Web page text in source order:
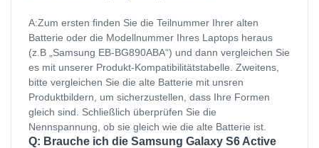
A:Zum ersten finden Sie die Teilnummer Ihrer alten
Batterie oder die Modellnummer Ihres Laptops heraus
(z.B „Samsung EB-BG890ABA“) und dann vergleichen Sie
es mit unserer Produkt-Kompatibilitätstabelle. Zweitens,
bitte vergleichen Sie die alte Batterie mit unsren
Produktbildern, um sicherzustellen, dass Ihre Formen
gleich sind. Schließlich überprüfen Sie die
Nennspannung, ob sie gleich wie die alte Batterie ist.
Q: Brauche ich die Samsung Galaxy S6 Active